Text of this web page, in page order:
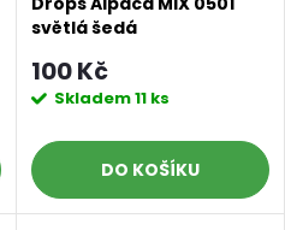
světlá šedá
100 Kč
Skladem11 ks
DO KOŠÍKU